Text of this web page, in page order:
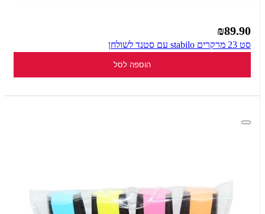
₪89.90
סט 23 מרקרים stabilo עם סטנד לשולחן
הוספה לסל